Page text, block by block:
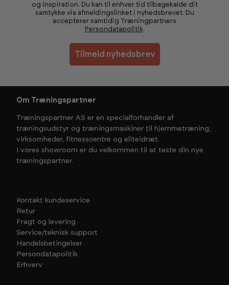
og inspiration. Du kan til enhver tid tilbagekalde dit
samtykke via afmeldingslinket i nyhedsbrevet. Du
accepterer samtidig Træningpartners
Persondatapolitik.
Tilmeld nyhedsbrev
Om Træningspartner
Træningspartner AS er en specialforhandler af
træningsudstyr og træningsmaskiner til hjemmetræning,
virksomheder, fitnesscentre og eliteidræt.
I vores showroom er du velkommen til at teste din nye
træningspartner.
Kontakt kundeservice
Retur
Fragt og levering
Service/teknisk support
Handelsbetingelser
Persondatapolitik
Erhverv